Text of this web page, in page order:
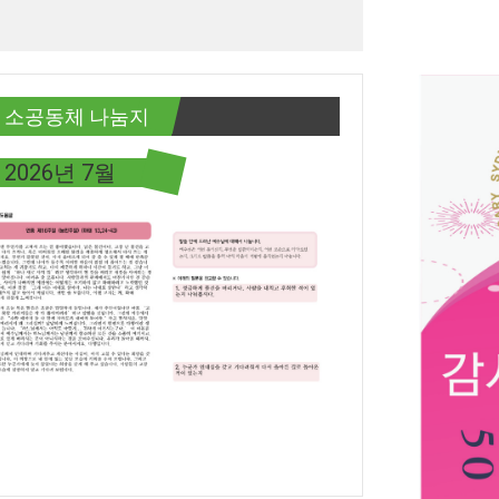
소공동체 나눔지
2026년 7월